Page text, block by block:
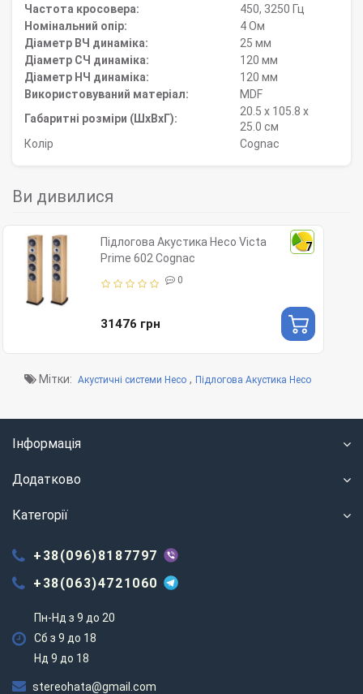
Частота кросовера:
450, 3250 Гц
Номінальний опір:
4 Ом
Діаметр ВЧ динаміка:
25 мм
Діаметр СЧ динаміка:
120 мм
Діаметр НЧ динаміка:
120 мм
Використовуваний матеріал:
MDF
Габаритні розміри (ШхВхГ):
20.5 x 105.8 x
25.0 см
Колір
Сognac
Ви дивилися
7
Підлогова Акустика Heco Victa
Prime 602 Cognac
0
31476 грн
Мітки: Акустичні системи Heco , Підлогова Акустика Heco
Інформація
Додатково
Категорії
+38(096)8187797
+38(063)4721060
Пн-Нд з 9 до 20
Сб з 9 до 18
Нд 9 до 18
stereohata@gmail.com